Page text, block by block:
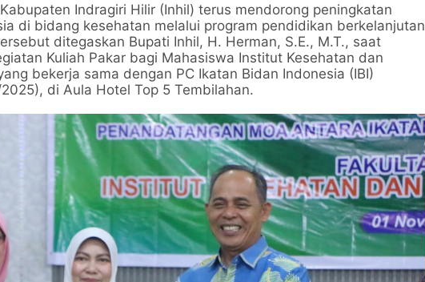
Indragiri Hilir (Inhil) terus mendorong peningkatan
di bidang kesehatan melalui program pendidikan berkelanjutan
ditegaskan Bupati Inhil, H. Herman, S.E., M.T., saat
Kuliah Pakar bagi Mahasiswa Institut Kesehatan dan
bekerja sama dengan PC Ikatan Bidan Indonesia (IBI)
di Aula Hotel Top 5 Tembilahan.